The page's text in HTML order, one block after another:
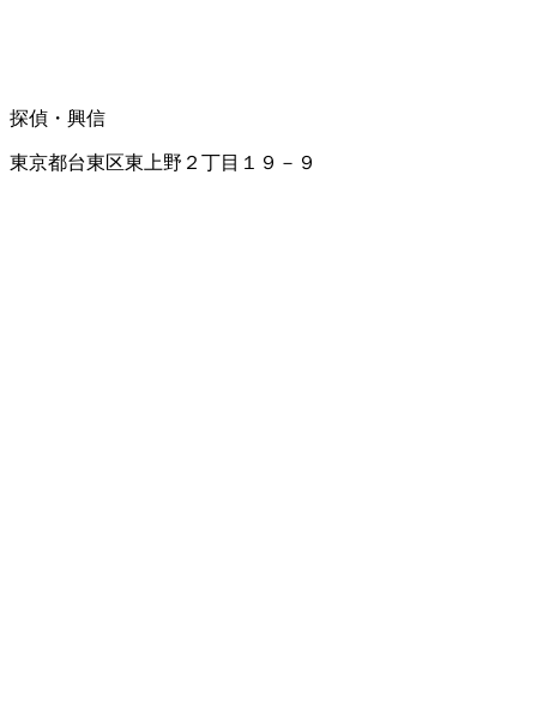
探偵・興信
東京都台東区東上野２丁目１９－９